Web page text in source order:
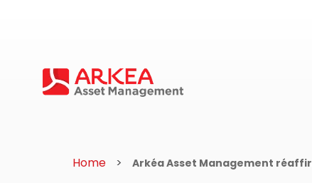
Home Arkéa Asset Management